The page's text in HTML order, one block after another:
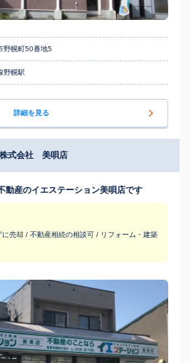
野幌町50番地5
野幌駅
詳細を見る
株式会社 美唄店
動産のイエステーション美唄店です
売却 / 不動産相続の相談可 / リフォーム・建築